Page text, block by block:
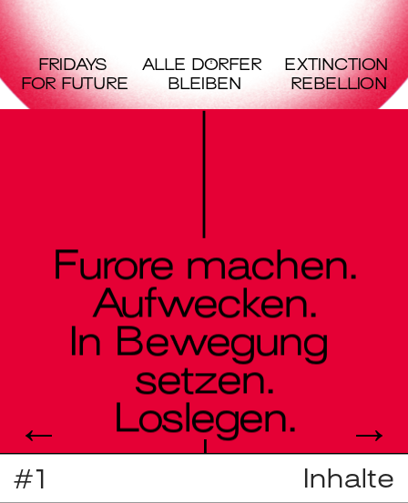
→
←
#1 Inhalte
ALLE DÖRFER
BLEIBEN
FRIDAYS
FOR FUTURE
EXTINCTION
REBELLION
Furore machen.
Aufwecken.
In Bewegung
setzen.
Loslegen.